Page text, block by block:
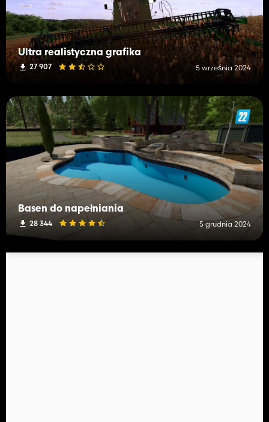
Ultra realistyczna grafika
27 907 5 września 2024
Basen do napełniania
28 344 5 grudnia 2024